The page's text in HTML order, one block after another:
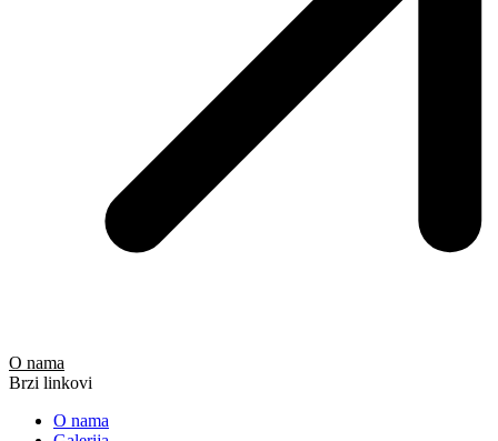
O nama
Brzi linkovi
O nama